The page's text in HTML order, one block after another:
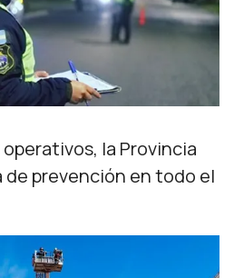
la Provincia
prevención en todo el